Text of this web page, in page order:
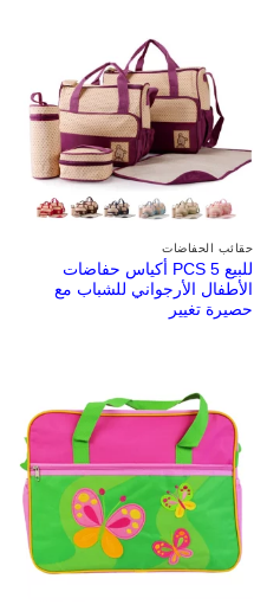
حقائب الحفاضات
للبيع 5 PCS أكياس حفاضات
الأطفال الأرجواني للشباب مع
حصيرة تغيير